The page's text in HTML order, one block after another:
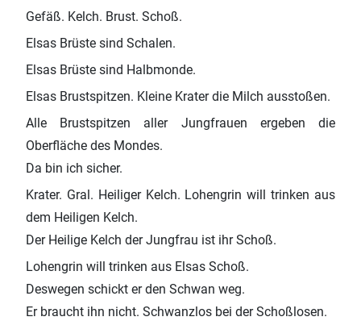
Gefäß. Kelch. Brust. Schoß.
Elsas Brüste sind Schalen.
Elsas Brüste sind Halbmonde.
Elsas Brustspitzen. Kleine Krater die Milch ausstoßen.
Alle Brustspitzen aller Jungfrauen ergeben die
Oberfläche des Mondes.
Da bin ich sicher.
Krater. Gral. Heiliger Kelch. Lohengrin will trinken aus
dem Heiligen Kelch.
Der Heilige Kelch der Jungfrau ist ihr Schoß.
Lohengrin will trinken aus Elsas Schoß.
Deswegen schickt er den Schwan weg.
Er braucht ihn nicht. Schwanzlos bei der Schoßlosen.